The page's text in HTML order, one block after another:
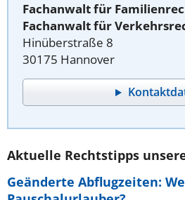
Fachanwalt für
Fachanwalt für
Hinüberstraße 8
30175 Hannover
Aktuelle Rechtstipps
Geänderte Abflugzeiten: